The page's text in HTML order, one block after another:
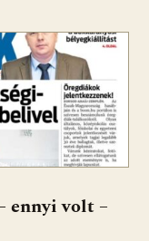
ennyi volt –